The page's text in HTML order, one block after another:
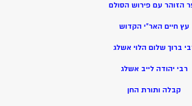
הזוהר עם פירוש הסולם
עץ חיים האר”י הקדוש
ברוך שלום הלוי אשלג
רבי יהודה לייב אשלג
קבלה ותורת החן